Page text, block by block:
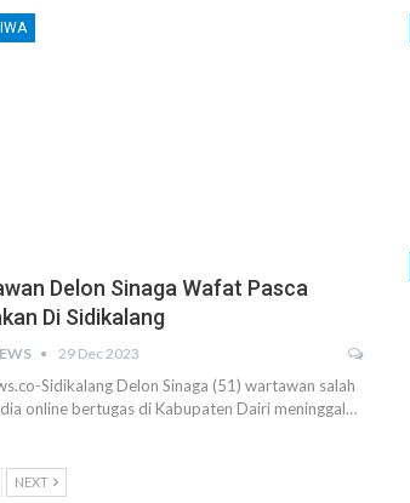
Delon Sinaga Wafat Pasca
Di Sidikalang
29 Dec 2023
Sidikalang Delon Sinaga (51) wartawan salah
online bertugas di Kabupaten Dairi meninggal…
NEXT